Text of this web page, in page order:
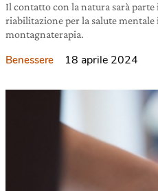
Il contatto con la natura sarà
riabilitazione per la salute
montagnaterapia.
Benessere 18 aprile 2024